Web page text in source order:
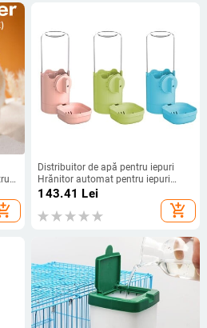
Distribuitor de apă pentru iepuri
Hrănitor automat pentru iepuri
Hrănire pentru iepuri Hrănire pentru
cușcă Hrănitor pentru iepuri 090C
143.41 Lei
add_shopping_cart